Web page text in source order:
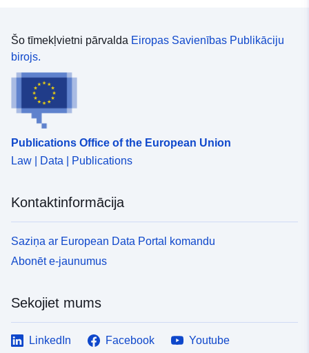
Šo tīmekļvietni pārvalda Eiropas Savienības Publikāciju
birojs.
Publications Office of the European Union
Law | Data | Publications
Kontaktinformācija
Saziņa ar European Data Portal komandu
Abonēt e-jaunumus
Sekojiet mums
LinkedIn Facebook
Youtube